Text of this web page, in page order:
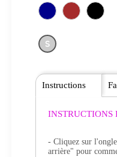
S
Instructions
INSTRUCTIONS
- Cliquez sur
arrière" pour